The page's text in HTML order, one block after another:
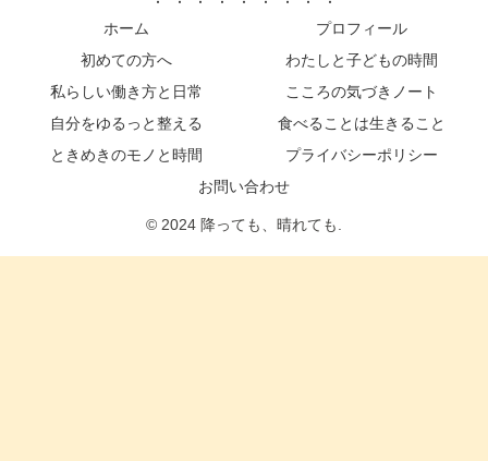
ホーム
プロフィール
初めての方へ
わたしと子どもの時間
私らしい働き方と日常
こころの気づきノート
自分をゆるっと整える
食べることは生きること
ときめきのモノと時間
プライバシーポリシー
お問い合わせ
© 2024 降っても、晴れても.